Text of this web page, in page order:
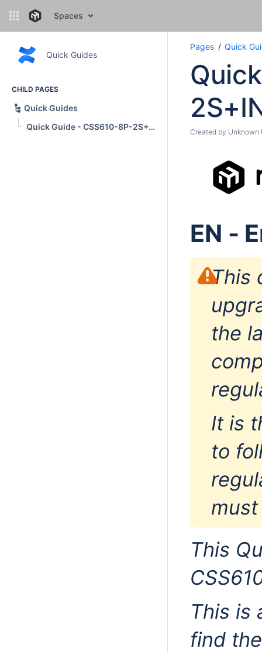
Spaces
Quick Guides
CHILD PAGES
Quick Guides
Quick Guide - CSS610-8P-2S+IN
Pages Quick
Created by Unknown
EN -
This
the
It is
to
This
This is
find